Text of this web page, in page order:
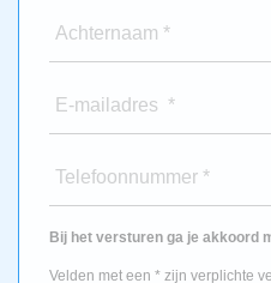
Achternaam *
E-mailadres *
Telefoonnummer *
Bij het versturen ga je akkoord
Velden met een * zijn verplichte